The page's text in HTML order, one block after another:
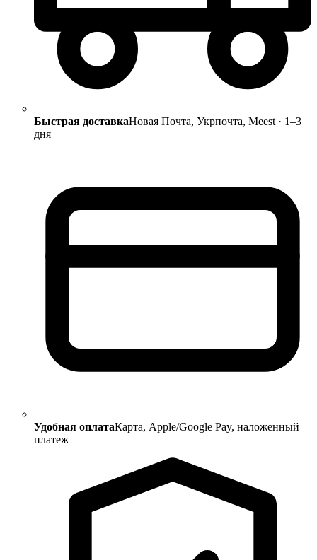
Быстрая доставкаНовая Почта, Укрпочта, Meest · 1–3
дня
Удобная оплатаКарта, Apple/Google Pay, наложенный
платеж